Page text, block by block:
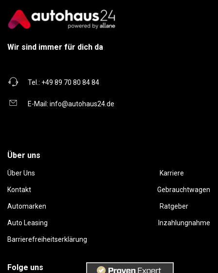
Wir sind immer für dich da
Tel.: +49 89 70 80 84 84
E-Mail: info@autohaus24.de
Über uns
Über Uns Karriere
Kontakt Gebrauchtwagen
Automarken Ratgeber
Auto Leasing Inzahlungnahme
Barrierefreiheitserklärung
Folge uns